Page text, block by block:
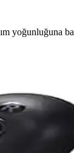
yoğunluğuna
gürültü